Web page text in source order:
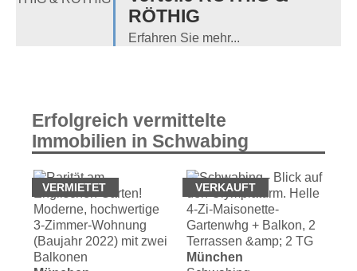
RÖTHIG
Erfahren Sie mehr...
Erfolgreich vermittelte
Immobilien in Schwabing
VERMIETET VERKAUFT
München